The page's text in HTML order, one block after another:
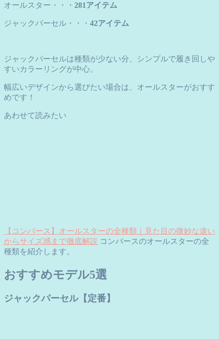
オールスター・・・ 281アイテム
ジャックパーセル・・・ 42アイテム
ジャックパーセルは種類が少ない分、シンプルで履き回しや
すいカラーリングが中心。
幅広いデザインから選びたい場合は、オールスターがおすす
めです！
あわせて読みたい
【コンバース】オールスターの全種類｜見た目の微妙な違い
からサイズ感まで徹底解説 コンバースのオールスターの全
種類を紹介します。
おすすめモデル5選
ジャックパーセル【定番】